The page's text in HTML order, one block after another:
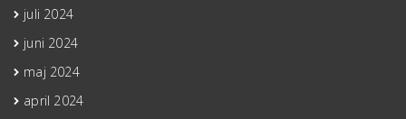
juli 2024
juni 2024
maj 2024
april 2024